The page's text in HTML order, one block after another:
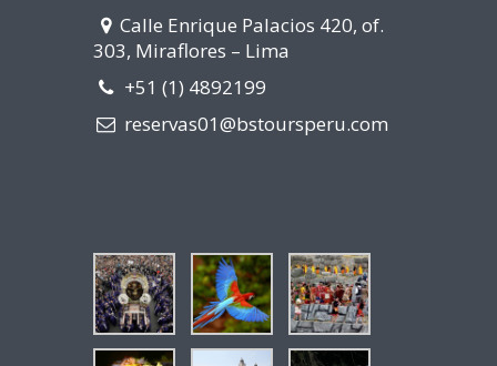
Calle Enrique Palacios 420, of.
303, Miraflores – Lima
+51 (1) 4892199
reservas01@bstoursperu.com